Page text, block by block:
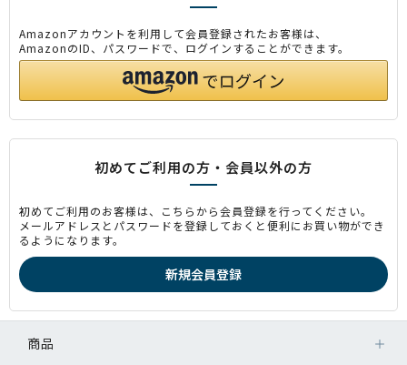
Amazonアカウントを利用して会員登録されたお客様は、
AmazonのID、パスワードで、ログインすることができます。
初めてご利用の方・会員以外の方
初めてご利用のお客様は、こちらから会員登録を行ってください。
メールアドレスとパスワードを登録しておくと便利にお買い物ができ
るようになります。
商品